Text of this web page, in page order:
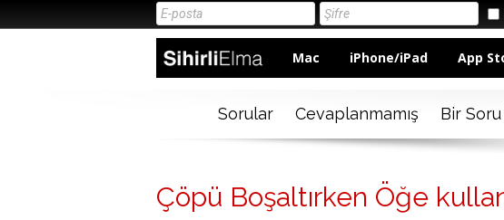
Mac iPhone/iPad App
Sorular Cevaplanmamış Bir
Çöpü Boşaltırken Öğe